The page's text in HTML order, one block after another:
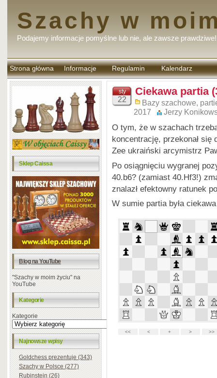
Szachy w
Podajemy informacje pomyślne lub nie, ale zawsze prawdziwe!
Strona główna Informacje Regulamin
komentarzy
Kalendarz
Sklep Caissa
Blog na YouTube
"Szachy w moim życiu" na
YouTube
Kategorie
Kategorie
Najnowsze wpisy
Goldchess prezentuje (343)
Szachy w Polsce (277)
Rubinstein (26)
sty
22
Ciekawa partia
Bazy szachowe,
2017
Jerzy
O tym, że w szachach
koncentrację, przekonał
Zee ukraiński arcymistrz
Po osiągnięciu wygranej
40.b6? (zamiast 40.Hf3!)
znalazł efektowny ratunek
W sumie partia była